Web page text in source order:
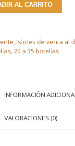
AL CARRITO
,Islotes de venta al
,24 a 35 botellas
INFORMACIÓN
VALORACIONES (0)